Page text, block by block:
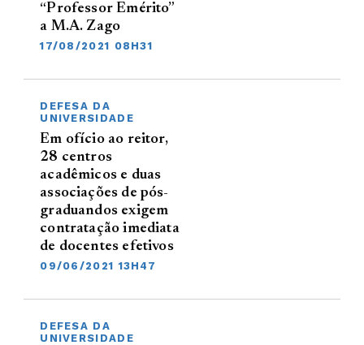
“Professor Emérito”
a M.A. Zago
17/08/2021 08H31
DEFESA DA
UNIVERSIDADE
Em ofício ao reitor,
28 centros
acadêmicos e duas
associações de pós-
graduandos exigem
contratação imediata
de docentes efetivos
09/06/2021 13H47
DEFESA DA
UNIVERSIDADE